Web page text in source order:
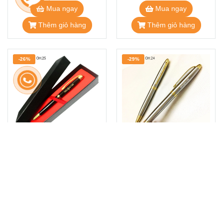
Mua ngay
Thêm giỏ hàng
Mua ngay
Thêm giỏ hàng
-26% -29%